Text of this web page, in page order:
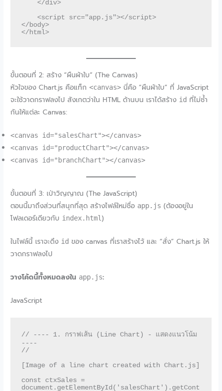
</body>
</html>
ขั้นตอนที่ 2: สร้าง “ผืนผ้าใบ” (The Canvas)
หัวใจของ Chart.js คือแท็ก<canvas> นี่คือ “ผืนผ้าใบ” ที่ JavaScript
จะใช้วาดกราฟลงไป สังเกตว่าใน HTML ด้านบน เราได้สร้าง id ที่ไม่ซ้ำ
กันให้แต่ละ Canvas:
<canvas id="salesChart"></canvas>
<canvas id="productChart"></canvas>
<canvas id="branchChart"></canvas>
ขั้นตอนที่ 3: เป่าวิญญาณ (The JavaScript)
ตอนนี้มาถึงส่วนที่สนุกที่สุด สร้างไฟล์ใหม่ชื่อ app.js (ต้องอยู่ใน
โฟลเดอร์เดียวกับ index.html)
ในไฟล์นี้ เราจะดึง id ของ canvas ที่เราสร้างไว้ และ “สั่ง” Chart.js ให้
วาดกราฟลงไป
วางโค้ดนี้ทั้งหมดลงใน app.js:
JavaScript
// ---- 1. กราฟเส้น (Line Chart) - แสดงแนวโน้ม
----
//
[Image of a line chart created with Chart.js]
const ctxSales =
document.getElementById('salesChart').getCont